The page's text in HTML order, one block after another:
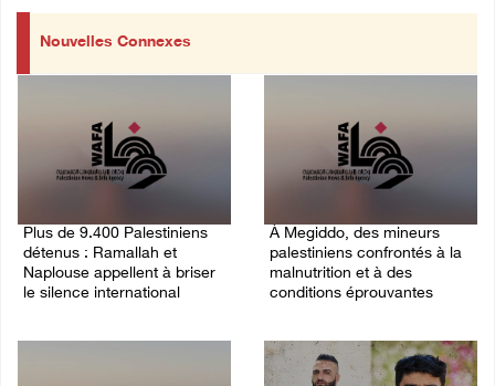
Nouvelles Connexes
Plus de 9.400 Palestiniens
détenus : Ramallah et
Naplouse appellent à briser
le silence international
À Megiddo, des mineurs
palestiniens confrontés à la
malnutrition et à des
conditions éprouvantes